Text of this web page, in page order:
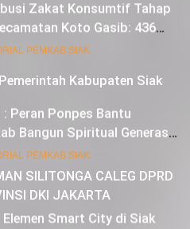
Pemerintah Kabupaten Siak
SILITONGA CALEG DPRD
DKI JAKARTA
Zakat Konsumtif Tahap
Koto Gasib: 436
Terima Bantuan
PEMKAB SIAK
: Peran Ponpes Bantu
Bangun Spiritual Generasi
PEMKAB SIAK
Elemen Smart City di Siak